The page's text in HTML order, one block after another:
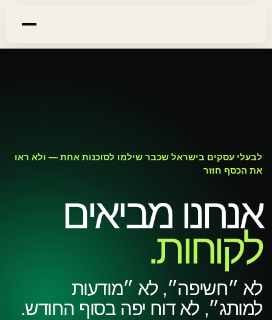
לבעלי עסקים בישראל שכבר שילמו לסוכנות אחת — ולא ראו
את הכסף חוזר
אנחנו מביאים
לקוחות.
לא ״חשיפה״, לא ״מודעות
למותג״, לא דוח יפה בסוף החודש.